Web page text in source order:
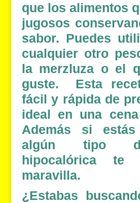
que los alimentos
jugosos
sabor. Puedes
cualquier otro
la merzluza o el
guste. Esta
fácil y rápida de
ideal en una
Además si estás
algún tipo
hipocalórica te
maravilla.
¿Estabas